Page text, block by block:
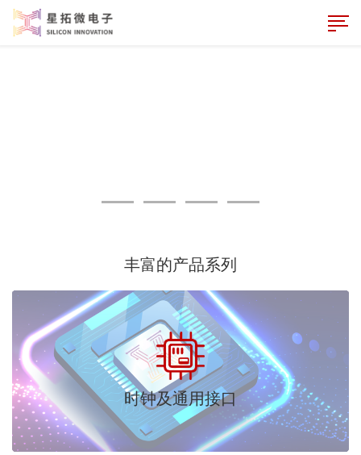
丰富的产品系列
时钟及通用接口